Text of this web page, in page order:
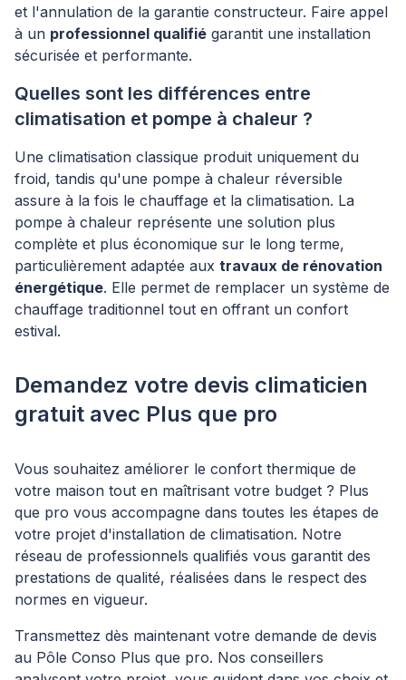
et l'annulation de la garantie constructeur. Faire appel
à un professionnel qualifié garantit une installation
sécurisée et performante.
Quelles sont les différences entre
climatisation et pompe à chaleur ?
Une climatisation classique produit uniquement du
froid, tandis qu'une pompe à chaleur réversible
assure à la fois le chauffage et la climatisation. La
pompe à chaleur représente une solution plus
complète et plus économique sur le long terme,
particulièrement adaptée aux travaux de rénovation
énergétique. Elle permet de remplacer un système de
chauffage traditionnel tout en offrant un confort
estival.
Demandez votre devis climaticien
gratuit avec Plus que pro
Vous souhaitez améliorer le confort thermique de
votre maison tout en maîtrisant votre budget ? Plus
que pro vous accompagne dans toutes les étapes de
votre projet d'installation de climatisation. Notre
réseau de professionnels qualifiés vous garantit des
prestations de qualité, réalisées dans le respect des
normes en vigueur.
Transmettez dès maintenant votre demande de devis
au Pôle Conso Plus que pro. Nos conseillers